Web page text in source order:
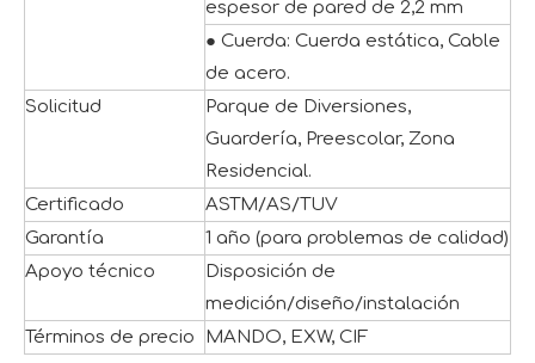
espesor de pared de 2,2 mm
● Cuerda: Cuerda estática, Cable
de acero.
Solicitud
Parque de Diversiones,
Guardería, Preescolar, Zona
Residencial.
Certificado
ASTM/AS/TUV
Garantía
1 año (para problemas de calidad)
Apoyo técnico
Disposición de
medición/diseño/instalación
Términos de precio
MANDO, EXW, CIF